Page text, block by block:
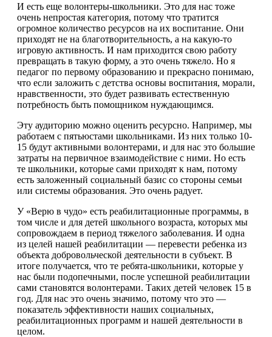
И есть еще волонтеры-школьники. Это для нас тоже
очень непростая категория, потому что тратится
огромное количество ресурсов на их воспитание. Они
приходят не на благотворительность, а на какую-то
игровую активность. И нам приходится свою работу
превращать в такую форму, а это очень тяжело. Но я
педагог по первому образованию и прекрасно понимаю,
что если заложить с детства основы воспитания, морали,
нравственности, это будет развивать естественную
потребность быть помощником нуждающимся.
Эту аудиторию можно оценить ресурсно. Например, мы
работаем с пятьюстами школьниками. Из них только 10-
15 будут активными волонтерами, и для нас это большие
затраты на первичное взаимодействие с ними. Но есть
те школьники, которые сами приходят к нам, потому
есть заложенный социальный базис со стороны семьи
или системы образования. Это очень радует.
У «Верю в чудо» есть реабилитационные программы, в
том числе и для детей школьного возраста, которых мы
сопровождаем в период тяжелого заболевания. И одна
из целей нашей реабилитации — перевести ребенка из
объекта добровольческой деятельности в субъект. В
итоге получается, что те ребята-школьники, которые у
нас были подопечными, после успешной реабилитации
сами становятся волонтерами. Таких детей человек 15 в
год. Для нас это очень значимо, потому что это —
показатель эффективности наших социальных,
реабилитационных программ и нашей деятельности в
целом.